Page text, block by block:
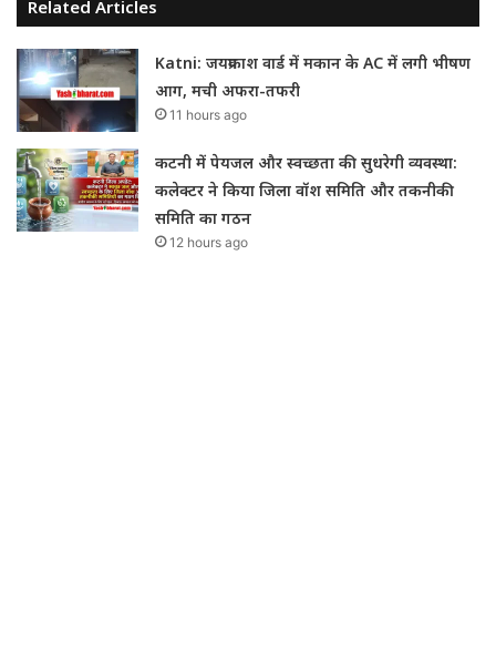
Related Articles
Katni: जयप्रकाश वार्ड में मकान के AC में लगी भीषण
आग, मची अफरा-तफरी
11 hours ago
कटनी में पेयजल और स्वच्छता की सुधरेगी व्यवस्था:
कलेक्टर ने किया जिला वॉश समिति और तकनीकी
समिति का गठन
12 hours ago